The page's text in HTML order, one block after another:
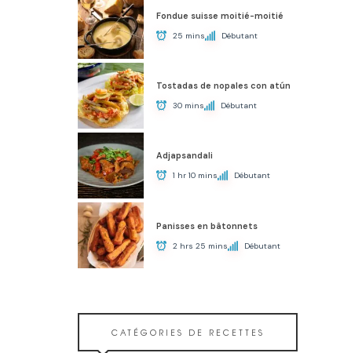
Fondue suisse moitié-moitié
25 mins Débutant
Tostadas de nopales con atún
30 mins Débutant
Adjapsandali
1 hr 10 mins Débutant
Panisses en bâtonnets
2 hrs 25 mins Débutant
CATÉGORIES DE RECETTES